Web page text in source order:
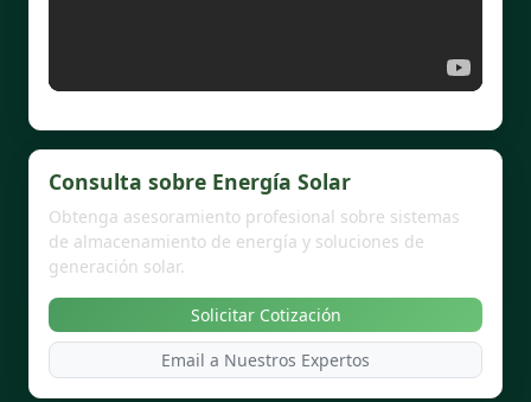
Consulta sobre Energía Solar
Obtenga asesoramiento profesional sobre sistemas
de almacenamiento de energía y soluciones de
generación solar.
Solicitar Cotización
Email a Nuestros Expertos